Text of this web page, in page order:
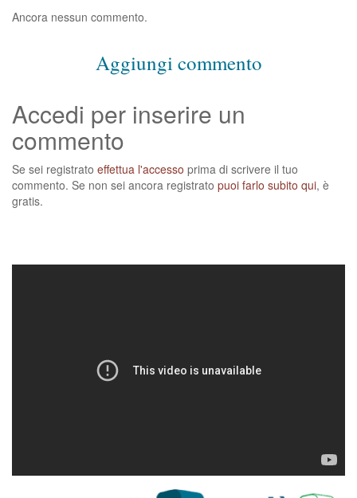
Ancora nessun commento.
Aggiungi commento
Accedi per inserire un
commento
Se sei registrato effettua l'accesso prima di scrivere il tuo
commento. Se non sei ancora registrato puoi farlo subito qui, è
gratis.